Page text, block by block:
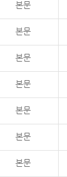
본문
본문
본문
본문
본문
본문
본문